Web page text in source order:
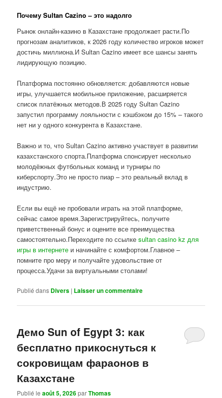
Почему Sultan Cazino – это надолго
Рынок онлайн-казино в Казахстане продолжает расти.По
прогнозам аналитиков, к 2026 году количество игроков может
достичь миллиона.И Sultan Cazino имеет все шансы занять
лидирующую позицию.
Платформа постоянно обновляется: добавляются новые
игры, улучшается мобильное приложение, расширяется
список платёжных методов.В 2025 году Sultan Cazino
запустил программу лояльности с кэшбэком до 15% – такого
нет ни у одного конкурента в Казахстане.
Важно и то, что Sultan Cazino активно участвует в развитии
казахстанского спорта.Платформа спонсирует несколько
молодёжных футбольных команд и турниры по
киберспорту.Это не просто пиар – это реальный вклад в
индустрию.
Если вы ещё не пробовали играть на этой платформе,
сейчас самое время.Зарегистрируйтесь, получите
приветственный бонус и оцените все преимущества
самостоятельно.Переходите по ссылкеsultan casino kz для
игры в интернете и начинайте с комфортом.Главное –
помните про меру и получайте удовольствие от
процесса.Удачи за виртуальными столами!
Publié dans Divers | Laisser un commentaire
Демо Sun of Egypt 3: как
бесплатно прикоснуться к
сокровищам фараонов в
Казахстане
Publié leaoût 5, 2026parThomas